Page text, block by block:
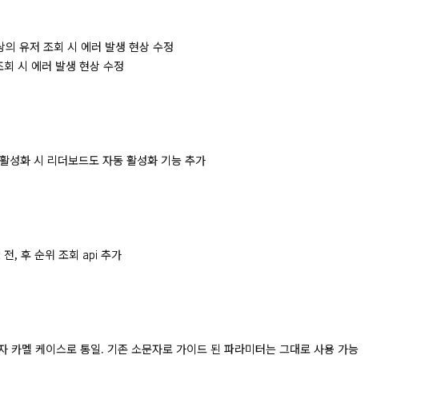
유저 조회 시 에러 발생 현상 수정
시 에러 발생 현상 수정
성화 시 리더보드도 자동 활성화 기능 추가
전, 후 순위 조회 api 추가
카멜 케이스로 통일. 기존 소문자로 가이드 된 파라미터는 그대로 사용 가능